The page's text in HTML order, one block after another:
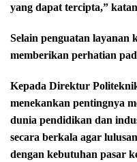
yang dapat tercipta,”
Selain penguatan layanan
memberikan perhatian
Kepada Direktur
menekankan pentingnya
dunia pendidikan dan
secara berkala agar
dengan kebutuhan pasar